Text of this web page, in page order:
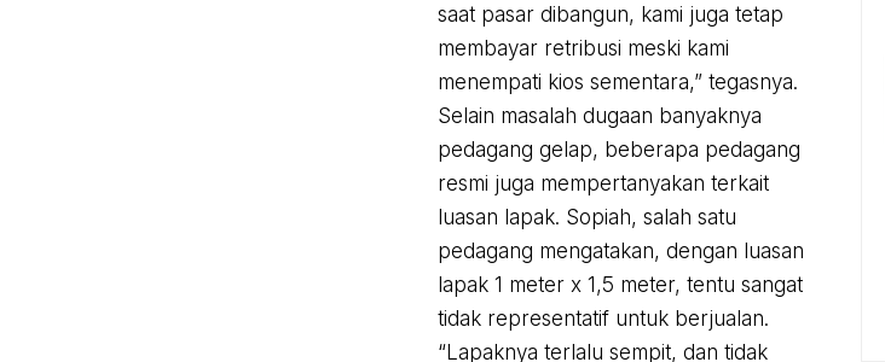
saat pasar dibangun, kami juga tetap
membayar retribusi meski kami
menempati kios sementara,” tegasnya.
Selain masalah dugaan banyaknya
pedagang gelap, beberapa pedagang
resmi juga mempertanyakan terkait
luasan lapak. Sopiah, salah satu
pedagang mengatakan, dengan luasan
lapak 1 meter x 1,5 meter, tentu sangat
tidak representatif untuk berjualan.
“Lapaknya terlalu sempit, dan tidak